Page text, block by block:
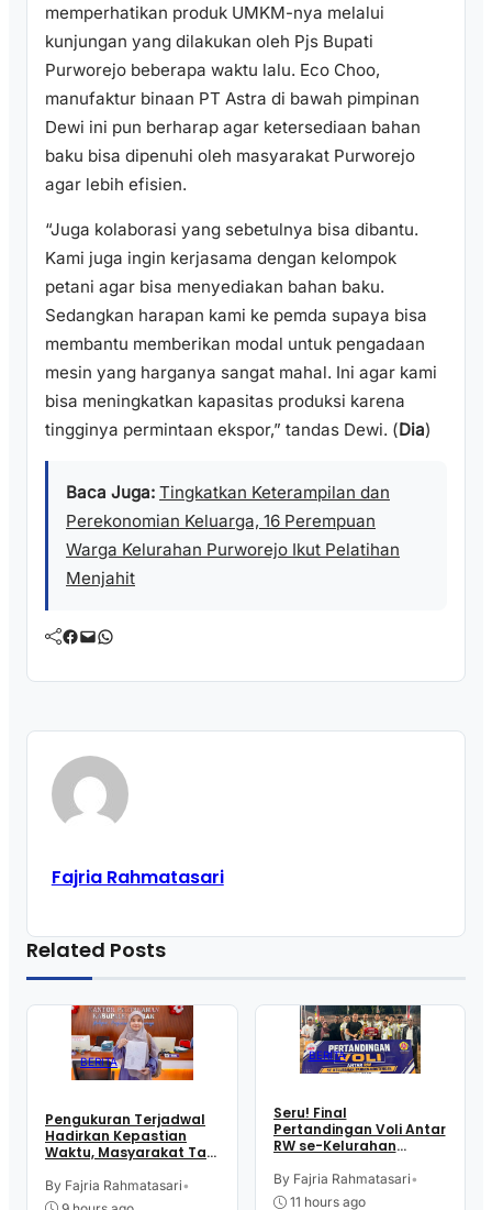
memperhatikan produk UMKM-nya melalui
kunjungan yang dilakukan oleh Pjs Bupati
Purworejo beberapa waktu lalu. Eco Choo,
manufaktur binaan PT Astra di bawah pimpinan
Dewi ini pun berharap agar ketersediaan bahan
baku bisa dipenuhi oleh masyarakat Purworejo
agar lebih efisien.
“Juga kolaborasi yang sebetulnya bisa dibantu.
Kami juga ingin kerjasama dengan kelompok
petani agar bisa menyediakan bahan baku.
Sedangkan harapan kami ke pemda supaya bisa
membantu memberikan modal untuk pengadaan
mesin yang harganya sangat mahal. Ini agar kami
bisa meningkatkan kapasitas produksi karena
tingginya permintaan ekspor,” tandas Dewi. (Dia)
Baca Juga: Tingkatkan Keterampilan dan
Perekonomian Keluarga, 16 Perempuan
Warga Kelurahan Purworejo Ikut Pelatihan
Menjahit
Facebook Mail WhatsApp
Fajria Rahmatasari
Related Posts
BERITA
Pengukuran Terjadwal
Hadirkan Kepastian
Waktu, Masyarakat Tak
Layanan Pertanahan
By Fajria Rahmatasari•
BERITA
Seru! Final
Pertandingan Voli Antar
RW se-Kelurahan
Sambut HUT RI
By Fajria Rahmatasari•
11 hours ago